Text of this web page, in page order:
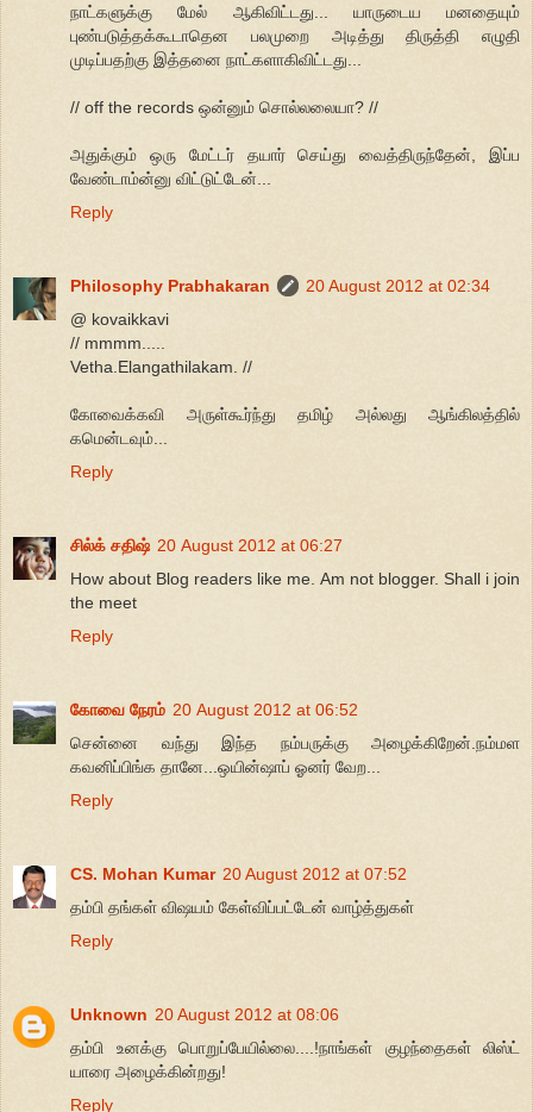
நாட்களுக்கு மேல் ஆகிவிட்டது... யாருடைய மனதையும்
புண்படுத்தக்கூடாதென பலமுறை அடித்து திருத்தி எழுதி
முடிப்பதற்கு இத்தனை நாட்களாகிவிட்டது...
// off the records ஒன்னும் சொல்லலையா? //
அதுக்கும் ஒரு மேட்டர் தயார் செய்து வைத்திருந்தேன், இப்ப
வேண்டாம்ன்னு விட்டுட்டேன்...
Reply
Philosophy Prabhakaran
20 August 2012 at 02:34
@ kovaikkavi
// mmmm.....
Vetha.Elangathilakam. //
கோவைக்கவி அருள்கூர்ந்து தமிழ் அல்லது ஆங்கிலத்தில்
கமென்டவும்...
Reply
சில்க் சதிஷ் 20 August 2012 at 06:27
How about Blog readers like me. Am not blogger. Shall i join
the meet
Reply
கோவை நேரம் 20 August 2012 at 06:52
சென்னை வந்து இந்த நம்பருக்கு அழைக்கிறேன்.நம்மள
கவனிப்பிங்க தானே...ஒயின்ஷாப் ஓனர் வேற...
Reply
CS. Mohan Kumar 20 August 2012 at 07:52
தம்பி தங்கள் விஷயம் கேள்விப்பட்டேன் வாழ்த்துகள்
Reply
Unknown 20 August 2012 at 08:06
தம்பி உனக்கு பொறுப்பேயில்லை....!நாங்கள் குழந்தைகள் லிஸ்ட்
யாரை அழைக்கின்றது!
Reply